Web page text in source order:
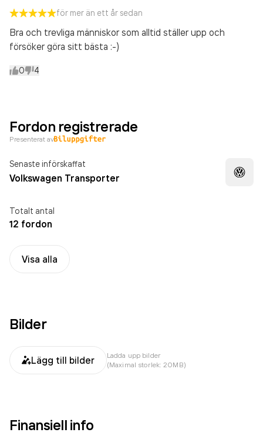
för mer än ett år sedan
Bra och trevliga människor som alltid ställer upp och
försöker göra sitt bästa :-)
0 4
Fordon registrerade
Presenterat av
Senaste införskaffat
Volkswagen Transporter
Totalt antal
12 fordon
Visa alla
Bilder
Lägg till bilder
Ladda upp bilder
(Maximal storlek: 20MB)
Finansiell info